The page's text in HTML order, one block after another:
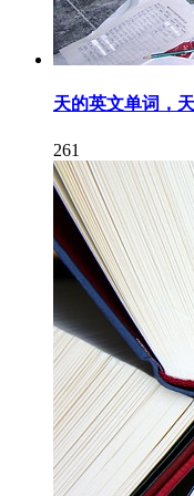
天的英文单词，
261